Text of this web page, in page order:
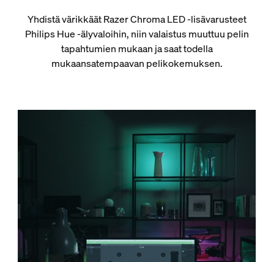
Yhdistä värikkäät Razer Chroma LED -lisävarusteet
Philips Hue -älyvaloihin, niin valaistus muuttuu pelin
tapahtumien mukaan ja saat todella
mukaansatempaavan pelikokemuksen.